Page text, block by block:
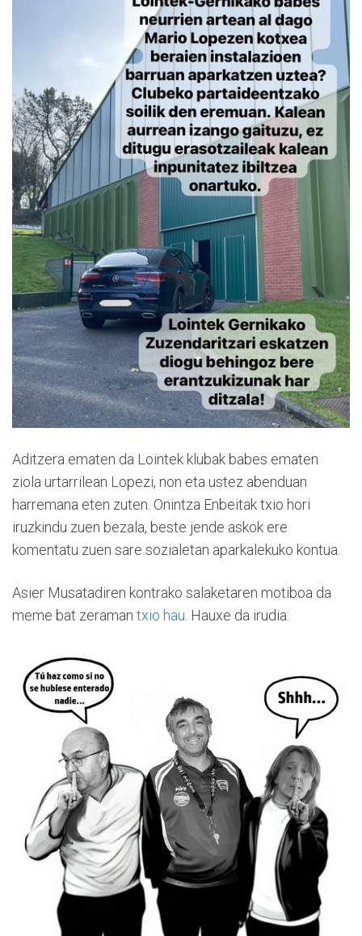
Aditzera ematen da Lointek klubak babes ematen
ziola urtarrilean Lopezi, non eta ustez abenduan
harremana eten zuten. Onintza Enbeitak txio hori
iruzkindu zuen bezala, beste jende askok ere
komentatu zuen sare sozialetan aparkalekuko kontua.
Asier Musatadiren kontrako salaketaren motiboa da
meme bat zeraman txio hau . Hauxe da irudia: